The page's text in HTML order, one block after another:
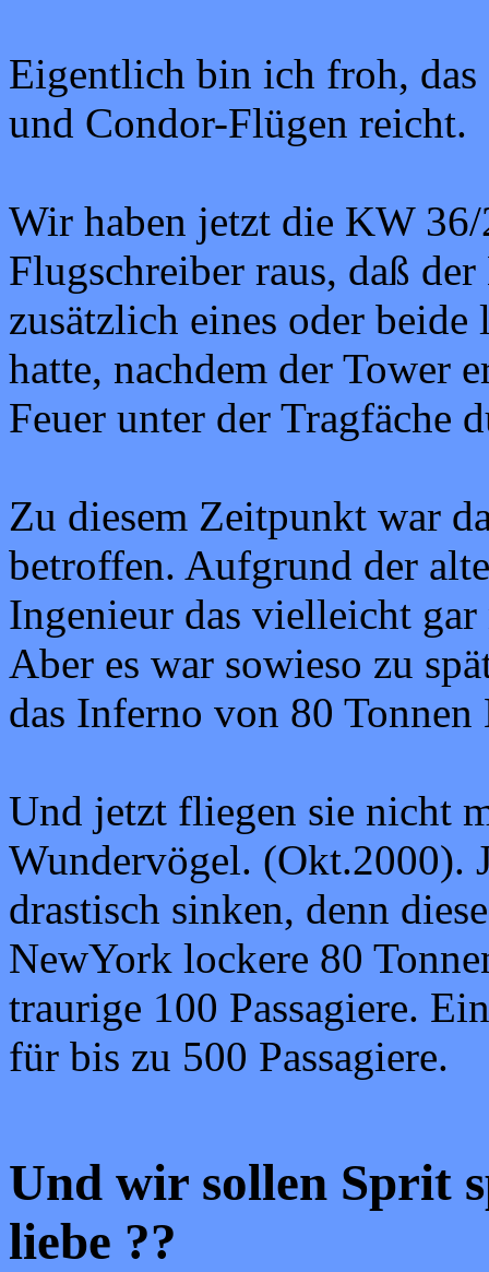
Eigentlich bin ich froh,
und Condor-Flügen reicht.
Wir haben jetzt die KW
Flugschreiber raus, daß
zusätzlich eines oder
hatte, nachdem der Tower
Feuer unter der Tragfäche
Zu diesem Zeitpunkt war
betroffen. Aufgrund der
Ingenieur das vielleicht
Aber es war sowieso zu
das Inferno von 80
Und jetzt fliegen sie nicht
Wundervögel. (Okt.2000).
drastisch sinken, denn
NewYork lockere 80
traurige 100 Passagiere.
für bis zu 500 Passagiere.
Und wir sollen Sprit
liebe ??